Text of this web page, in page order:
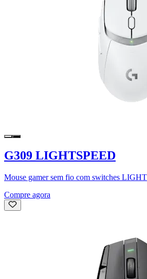
G309 LIGHTSPEED
Mouse gamer sem fio com switches
Compre agora